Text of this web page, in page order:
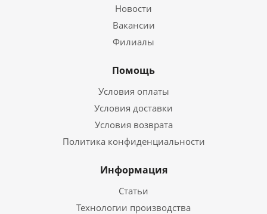
Новости
Вакансии
Филиалы
Помощь
Условия оплаты
Условия доставки
Условия возврата
Политика конфиденциальности
Информация
Статьи
Технологии производства